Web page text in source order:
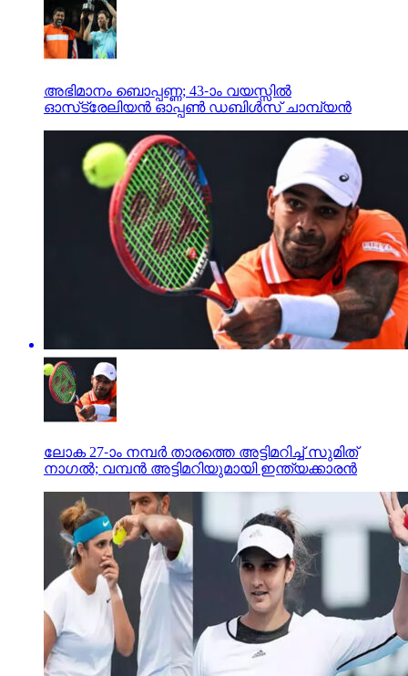
അഭിമാനം ബൊപ്പണ്ണ; 43-ാം വയസ്സില്‍
ഓസ്‌ട്രേലിയന്‍ ഓപ്പണ്‍ ഡബിള്‍സ് ചാമ്പ്യന്‍
ലോക 27-ാം നമ്പര്‍ താരത്തെ അട്ടിമറിച്ച് സുമിത്
നാഗല്‍; വമ്പന്‍ അട്ടിമറിയുമായി ഇന്ത്യക്കാരന്‍